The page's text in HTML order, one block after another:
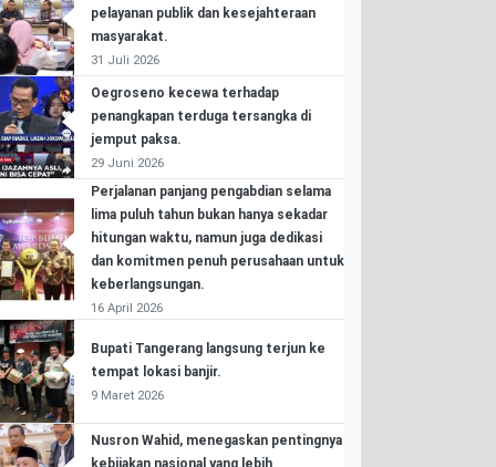
pelayanan publik dan kesejahteraan
masyarakat.
31 Juli 2026
Oegroseno kecewa terhadap
penangkapan terduga tersangka di
jemput paksa.
29 Juni 2026
Perjalanan panjang pengabdian selama
lima puluh tahun bukan hanya sekadar
hitungan waktu, namun juga dedikasi
dan komitmen penuh perusahaan untuk
keberlangsungan.
16 April 2026
Bupati Tangerang langsung terjun ke
tempat lokasi banjir.
9 Maret 2026
Nusron Wahid, menegaskan pentingnya
kebijakan nasional yang lebih